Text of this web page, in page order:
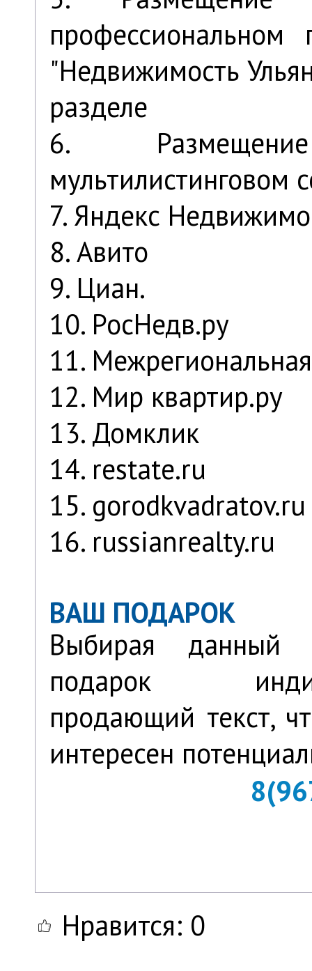
"Недвижимость
разделе
6.
мультилистинговом
7. Яндекс
8. Авито
9. Циан.
10. РосНедв.ру
11.
12. Мир квартир.ру
13. Домклик
14. restate.ru
15. gorodkvadratov.ru
16. russianrealty.ru
ВАШ ПОДАРОК
Выбирая данный
подарок
продающий текст,
интересен
Нравится: 0